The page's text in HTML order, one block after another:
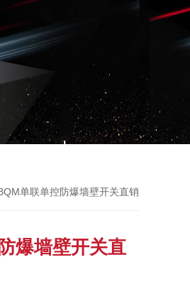
单联单控防爆墙壁开关直销
爆墙壁开关直